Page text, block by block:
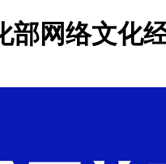
部网络文化